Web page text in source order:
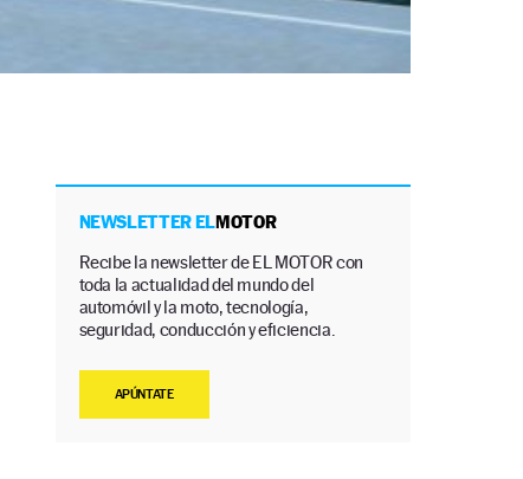
NEWSLETTER ELMOTOR
Recibe la newsletter de EL MOTOR con
toda la actualidad del mundo del
automóvil y la moto, tecnología,
seguridad, conducción y eficiencia.
APÚNTATE